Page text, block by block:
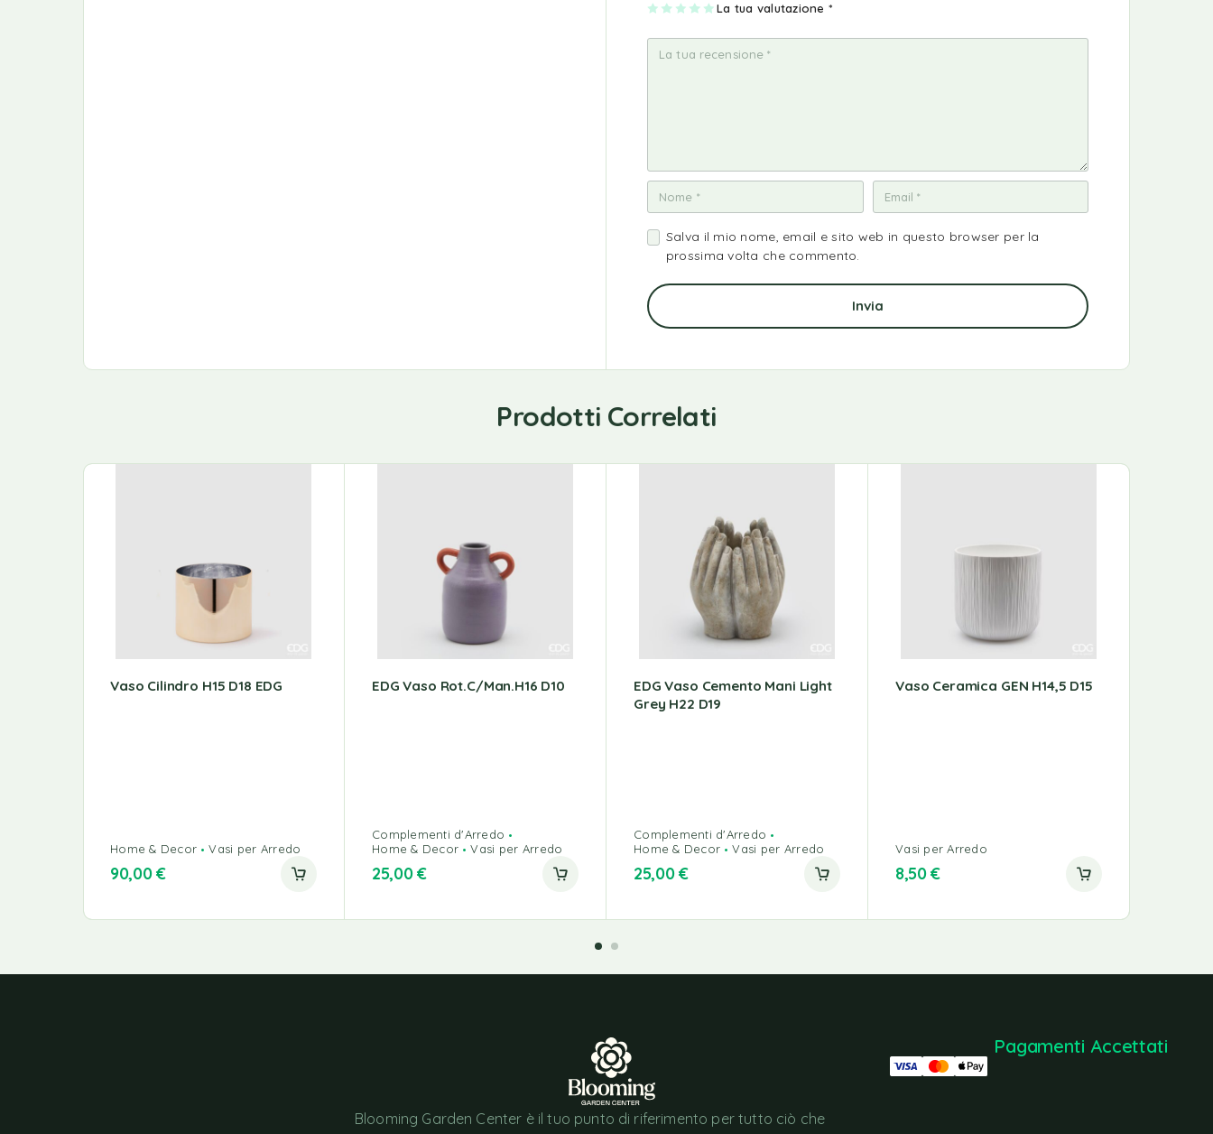
La tua valutazione *
1
a
2
e
su
5
3
e
su
5
4
e
su
5
5
e
su
5
Salva il mio nome, email e sito web in questo browser per la
prossima volta che commento.
Prodotti Correlati
Vaso Cilindro H15 D18 EDG
Home & Decor Vasi per Arredo
90,00€
EDG Vaso Rot.C/Man.H16 D10
Complementi d'Arredo
Home & Decor
Vasi per Arredo
25,00€
EDG Vaso Cemento Mani Light
Grey H22 D19
Complementi d'Arredo
Home & Decor
Vasi per Arredo
25,00€
Vaso Ceramica GEN H14,5 D15
Vasi per Arredo
8,50€
Blooming Garden Center è il tuo punto di riferimento per tutto ciò che
Pagamenti Accettati